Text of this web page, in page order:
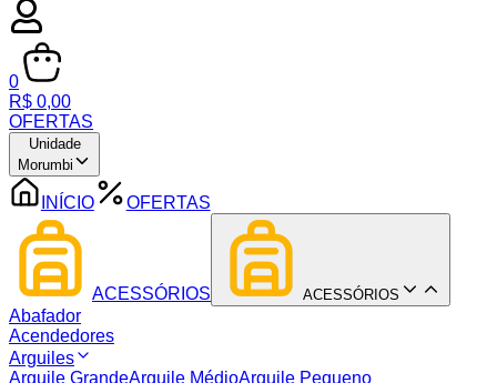
0
R$ 0,00
OFERTAS
Unidade
Morumbi
INÍCIO OFERTAS
ACESSÓRIOS ACESSÓRIOS
Abafador
Acendedores
Arguiles
Arguile GrandeArguile MédioArguile Pequeno